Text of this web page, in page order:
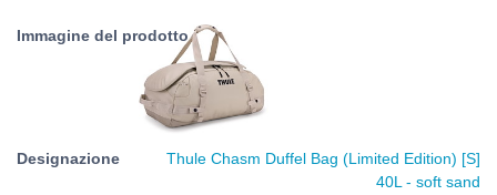
Thule Chasm Duffel Bag (Limited Edition) [S]
40L - soft sand